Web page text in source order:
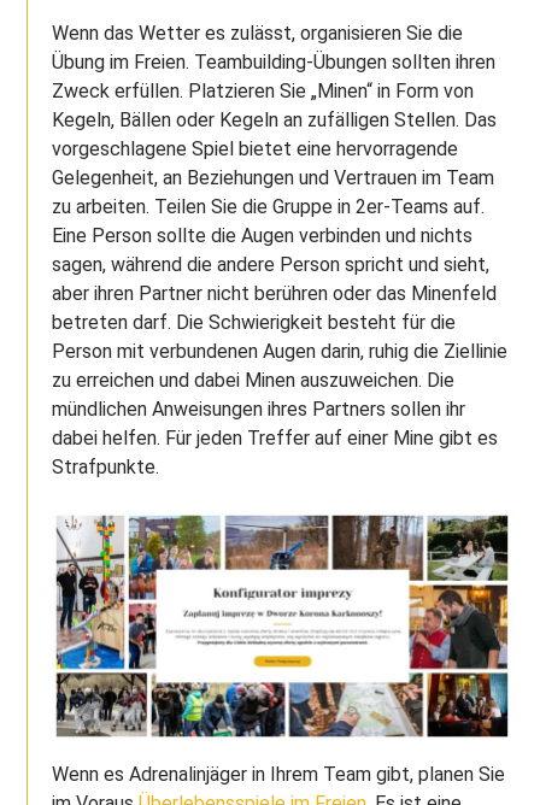
Wenn das Wetter es zulässt, organisieren Sie die
Übung im Freien. Teambuilding-Übungen sollten ihren
Zweck erfüllen. Platzieren Sie „Minen“ in Form von
Kegeln, Bällen oder Kegeln an zufälligen Stellen. Das
vorgeschlagene Spiel bietet eine hervorragende
Gelegenheit, an Beziehungen und Vertrauen im Team
zu arbeiten. Teilen Sie die Gruppe in 2er-Teams auf.
Eine Person sollte die Augen verbinden und nichts
sagen, während die andere Person spricht und sieht,
aber ihren Partner nicht berühren oder das Minenfeld
betreten darf. Die Schwierigkeit besteht für die
Person mit verbundenen Augen darin, ruhig die Ziellinie
zu erreichen und dabei Minen auszuweichen. Die
mündlichen Anweisungen ihres Partners sollen ihr
dabei helfen. Für jeden Treffer auf einer Mine gibt es
Strafpunkte.
Wenn es Adrenalinjäger in Ihrem Team gibt, planen Sie